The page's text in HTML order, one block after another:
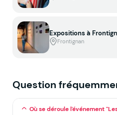
Expositions à
Frontignan
Question
Où se déroule l'événement